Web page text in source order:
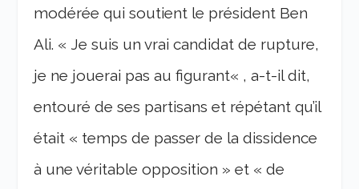
modérée qui soutient le président Ben
Ali. « Je suis un vrai candidat de rupture,
je ne jouerai pas au figurant« , a-t-il dit,
entouré de ses partisans et répétant qu’il
était « temps de passer de la dissidence
à une véritable opposition » et « de